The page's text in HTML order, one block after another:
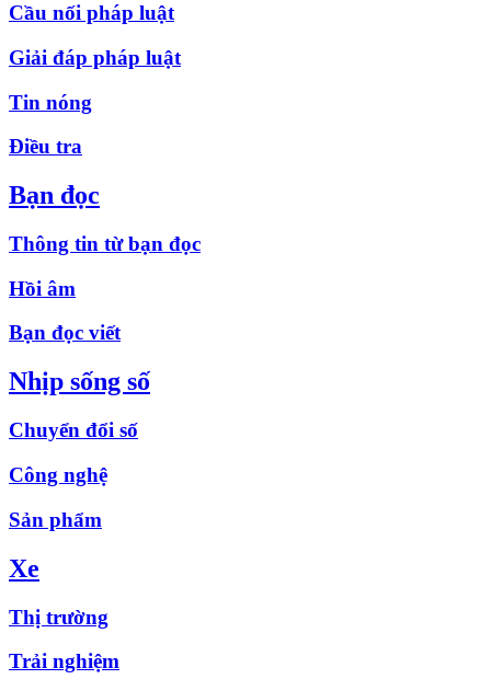
Cầu nối pháp luật
Giải đáp pháp luật
Tin nóng
Điều tra
Bạn đọc
Thông tin từ bạn đọc
Hồi âm
Bạn đọc viết
Nhịp sống số
Chuyển đổi số
Công nghệ
Sản phẩm
Xe
Thị trường
Trải nghiệm